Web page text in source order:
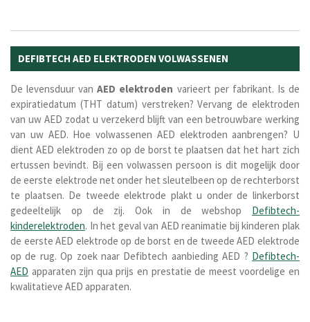
DEFIBTECH AED ELEKTRODEN VOLWASSENEN
De levensduur vanAED elektroden varieert per fabrikant. Is de
expiratiedatum (THT datum) verstreken? Vervang de elektroden
van uw AED zodat u verzekerd blijft van een betrouwbare werking
van uw AED. Hoe volwassenen AED elektroden aanbrengen? U
dient AED elektroden zo op de borst te plaatsen dat het hart zich
ertussen bevindt. Bij een volwassen persoon is dit mogelijk door
de eerste elektrode net onder het sleutelbeen op de rechterborst
te plaatsen. De tweede elektrode plakt u onder de linkerborst
gedeeltelijk op de zij. Ook in de webshop Defibtech-
kinderelektroden. In het geval van AED reanimatie bij kinderen plak
de eerste AED elektrode op de borst en de tweede AED elektrode
op de rug. Op zoek naar Defibtech aanbieding AED ? Defibtech-
AED apparaten zijn qua prijs en prestatie de meest voordelige en
kwalitatieve AED apparaten.